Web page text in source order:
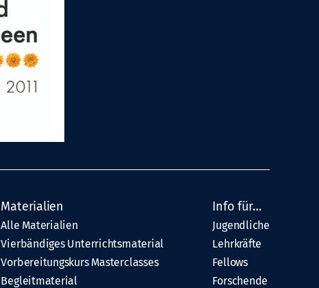
Materialien
Alle Materialien
Vierbändiges Unterrichtsmaterial
Vorbereitungskurs Masterclasses
Begleitmaterial
Info für…
Jugendliche
Lehrkräfte
Fellows
Forschende